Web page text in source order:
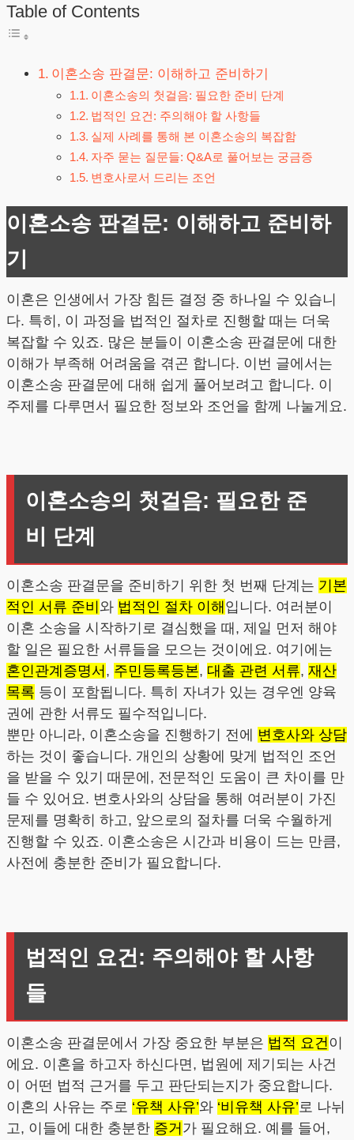
Table of Contents
이혼소송 판결문: 이해하고 준비하기
이혼소송의 첫걸음: 필요한 준비 단계
법적인 요건: 주의해야 할 사항들
실제 사례를 통해 본 이혼소송의 복잡함
자주 묻는 질문들: Q&A로 풀어보는 궁금증
변호사로서 드리는 조언
이혼소송 판결문: 이해하고 준비하
기
이혼은 인생에서 가장 힘든 결정 중 하나일 수 있습니
다. 특히, 이 과정을 법적인 절차로 진행할 때는 더욱
복잡할 수 있죠. 많은 분들이 이혼소송 판결문에 대한
이해가 부족해 어려움을 겪곤 합니다. 이번 글에서는
이혼소송 판결문에 대해 쉽게 풀어보려고 합니다. 이
주제를 다루면서 필요한 정보와 조언을 함께 나눌게요.
이혼소송의 첫걸음: 필요한 준
비 단계
이혼소송 판결문을 준비하기 위한 첫 번째 단계는 기본
적인 서류 준비 와 법적인 절차 이해 입니다. 여러분이
이혼 소송을 시작하기로 결심했을 때, 제일 먼저 해야
할 일은 필요한 서류들을 모으는 것이에요. 여기에는
혼인관계증명서 , 주민등록등본, 대출 관련 서류, 재산
목록 등이 포함됩니다. 특히 자녀가 있는 경우엔 양육
권에 관한 서류도 필수적입니다.
뿐만 아니라, 이혼소송을 진행하기 전에 변호사와 상담
하는 것이 좋습니다. 개인의 상황에 맞게 법적인 조언
을 받을 수 있기 때문에, 전문적인 도움이 큰 차이를 만
들 수 있어요. 변호사와의 상담을 통해 여러분이 가진
문제를 명확히 하고, 앞으로의 절차를 더욱 수월하게
진행할 수 있죠. 이혼소송은 시간과 비용이 드는 만큼,
사전에 충분한 준비가 필요합니다.
법적인 요건: 주의해야 할 사항
들
이혼소송 판결문에서 가장 중요한 부분은 법적 요건 이
에요. 이혼을 하고자 하신다면, 법원에 제기되는 사건
이 어떤 법적 근거를 두고 판단되는지가 중요합니다.
이혼의 사유는 주로 ‘유책 사유’와 ‘비유책 사유’ 로 나뉘
고, 이들에 대한 충분한 증거 가 필요해요. 예를 들어,